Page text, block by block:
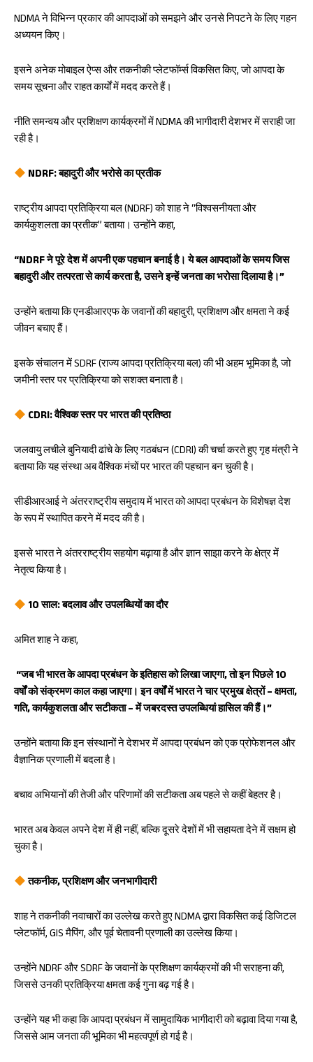
NDMA ने विभिन्न प्रकार की आपदाओं को समझने और उनसे निपटने के लिए गहन
अध्ययन किए।
इसने अनेक मोबाइल ऐप्स और तकनीकी प्लेटफॉर्म्स विकसित किए, जो आपदा के
समय सूचना और राहत कार्यों में मदद करते हैं।
नीति समन्वय और प्रशिक्षण कार्यक्रमों में NDMA की भागीदारी देशभर में सराही जा
रही है।
NDRF: बहादुरी और भरोसे का प्रतीक
राष्ट्रीय आपदा प्रतिक्रिया बल (NDRF) को शाह ने “विश्वसनीयता और
कार्यकुशलता का प्रतीक” बताया। उन्होंने कहा,
“NDRF ने पूरे देश में अपनी एक पहचान बनाई है। ये बल आपदाओं के समय जिस
बहादुरी और तत्परता से कार्य करता है, उसने इन्हें जनता का भरोसा दिलाया है।”
उन्होंने बताया कि एनडीआरएफ के जवानों की बहादुरी, प्रशिक्षण और क्षमता ने कई
जीवन बचाए हैं।
इसके संचालन में SDRF (राज्य आपदा प्रतिक्रिया बल) की भी अहम भूमिका है, जो
जमीनी स्तर पर प्रतिक्रिया को सशक्त बनाता है।
CDRI: वैश्विक स्तर पर भारत की प्रतिष्ठा
जलवायु लचीले बुनियादी ढांचे के लिए गठबंधन (CDRI) की चर्चा करते हुए गृह मंत्री ने
बताया कि यह संस्था अब वैश्विक मंचों पर भारत की पहचान बन चुकी है।
सीडीआरआई ने अंतरराष्ट्रीय समुदाय में भारत को आपदा प्रबंधन के विशेषज्ञ देश
के रूप में स्थापित करने में मदद की है।
इससे भारत ने अंतरराष्ट्रीय सहयोग बढ़ाया है और ज्ञान साझा करने के क्षेत्र में
नेतृत्व किया है।
10 साल: बदलाव और उपलब्धियों का दौर
अमित शाह ने कहा,
“जब भी भारत के आपदा प्रबंधन के इतिहास को लिखा जाएगा, तो इन पिछले 10
वर्षों को संक्रमण काल कहा जाएगा। इन वर्षों में भारत ने चार प्रमुख क्षेत्रों – क्षमता,
गति, कार्यकुशलता और सटीकता – में जबरदस्त उपलब्धियां हासिल की हैं।”
उन्होंने बताया कि इन संस्थानों ने देशभर में आपदा प्रबंधन को एक प्रोफेशनल और
वैज्ञानिक प्रणाली में बदला है।
बचाव अभियानों की तेजी और परिणामों की सटीकता अब पहले से कहीं बेहतर है।
भारत अब केवल अपने देश में ही नहीं, बल्कि दूसरे देशों में भी सहायता देने में सक्षम हो
चुका है।
तकनीक, प्रशिक्षण और जनभागीदारी
शाह ने तकनीकी नवाचारों का उल्लेख करते हुए NDMA द्वारा विकसित कई डिजिटल
प्लेटफॉर्म, GIS मैपिंग, और पूर्व चेतावनी प्रणाली का उल्लेख किया।
उन्होंने NDRF और SDRF के जवानों के प्रशिक्षण कार्यक्रमों की भी सराहना की,
जिससे उनकी प्रतिक्रिया क्षमता कई गुना बढ़ गई है।
उन्होंने यह भी कहा कि आपदा प्रबंधन में सामुदायिक भागीदारी को बढ़ावा दिया गया है,
जिससे आम जनता की भूमिका भी महत्वपूर्ण हो गई है।